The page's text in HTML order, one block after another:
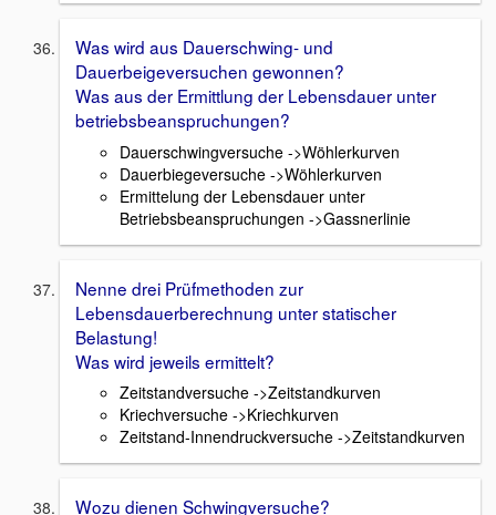
Was wird aus Dauerschwing- und
Dauerbeigeversuchen gewonnen?
Was aus der Ermittlung der Lebensdauer unter
betriebsbeanspruchungen?
Dauerschwingversuche ->Wöhlerkurven
Dauerbiegeversuche ->Wöhlerkurven
Ermittelung der Lebensdauer unter
Betriebsbeanspruchungen ->Gassnerlinie
Nenne drei Prüfmethoden zur
Lebensdauerberechnung unter statischer
Belastung!
Was wird jeweils ermittelt?
Zeitstandversuche ->Zeitstandkurven
Kriechversuche ->Kriechkurven
Zeitstand-Innendruckversuche ->Zeitstandkurven
Wozu dienen Schwingversuche?